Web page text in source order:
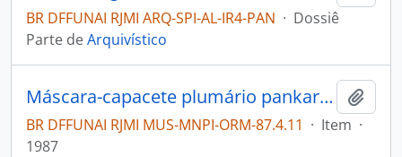
BR DFFUNAI RJMI ARQ-SPI-AL-IR4-PAN · Dossiê
Parte deArquivístico
Máscara-capacete plumário pankararu
BR DFFUNAI RJMI MUS-MNPI-ORM-87.4.11 · Item ·
1987